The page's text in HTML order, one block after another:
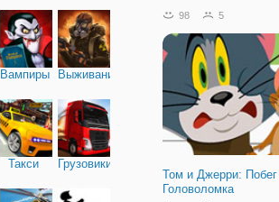
Вампиры Выживание
Такси Грузовики
сталкиваясь с
ловушки. Собирайте
зарабатывать на жизнь
98 5
Том и Джерри: Побег
Головоломка